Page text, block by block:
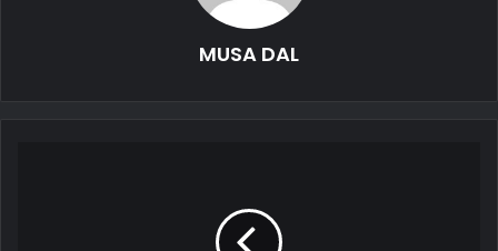
MUSA DAL